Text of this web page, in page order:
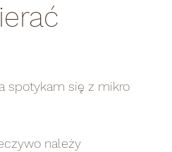
spotykam się z mikro
należy